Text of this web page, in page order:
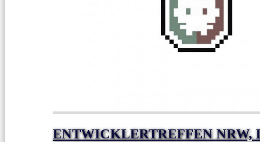
ENTWICKLERTREFFEN NRW,